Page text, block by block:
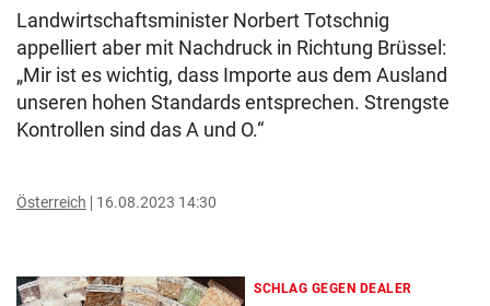
Landwirtschaftsminister Norbert Totschnig
appelliert aber mit Nachdruck in Richtung Brüssel:
„Mir ist es wichtig, dass Importe aus dem Ausland
unseren hohen Standards entsprechen. Strengste
Kontrollen sind das A und O.“
Österreich 16.08.2023 14:30
SCHLAG GEGEN DEALER